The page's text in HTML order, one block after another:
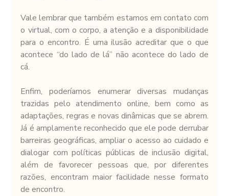
Vale lembrar que também estamos em contato com
o virtual, com o corpo, a atenção e a disponibilidade
para o encontro. É uma ilusão acreditar que o que
acontece “do lado de lá” não acontece do lado de
cá.
Enfim, poderíamos enumerar diversas mudanças
trazidas pelo atendimento online, bem como as
adaptações, regras e novas dinâmicas que se abrem.
Já é amplamente reconhecido que ele pode derrubar
barreiras geográficas, ampliar o acesso ao cuidado e
dialogar com políticas públicas de inclusão digital,
além de favorecer pessoas que, por diferentes
razões, encontram maior facilidade nesse formato
de encontro.